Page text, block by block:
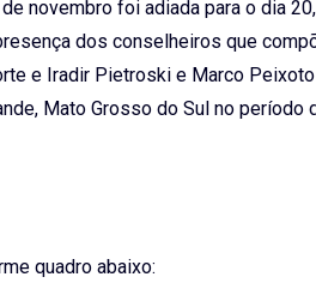
novembro foi adiada para o dia
dos conselheiros que
e Iradir Pietroski e Marco
Mato Grosso do Sul no período
quadro abaixo: